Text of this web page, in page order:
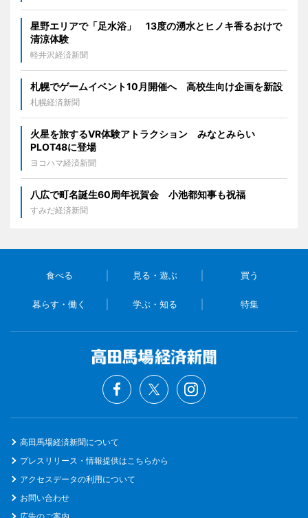
星野エリアで「足水浴」 13度の湧水とヒノキ香るおけで
清涼体験
軽井沢経済新聞
札幌でゲームイベント10月開催へ 高校生向け企画を新設
札幌経済新聞
火星を旅するVR体験アトラクション みなとみらい
PLOT48に登場
ヨコハマ経済新聞
八広で町名誕生60周年祝賀会 小池都知事も祝福
すみだ経済新聞
食べる 見る・遊ぶ 買う
暮らす・働く 学ぶ・知る 特集
高田馬場経済新聞について
プレスリリース・情報提供はこちらから
アクセスデータの利用について
お問い合わせ
広告のご案内